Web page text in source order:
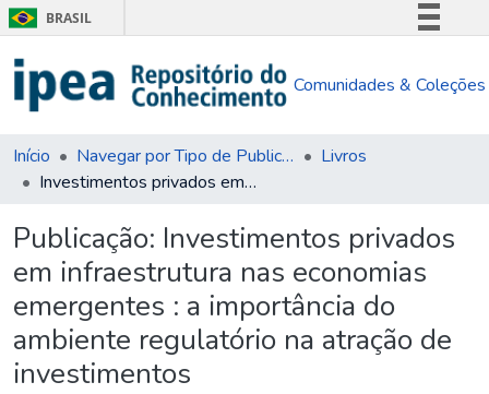
BRASIL
Comunica BR
Acesso à informação
Comunidades & Coleções
Início Navegar por Tipo de Publicação
Livros
Investimentos privados em infraestrutura nas economias emergentes : a importância do ambiente regulatório na atração de investimentos
Publicação: Investimentos privados
em infraestrutura nas economias
emergentes : a importância do
ambiente regulatório na atração de
investimentos